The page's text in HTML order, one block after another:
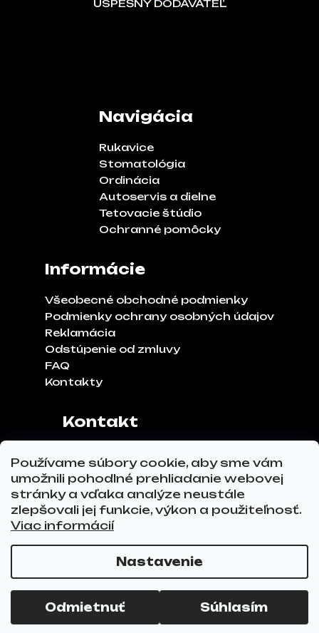
Používame súbory cookie, aby sme vám
umožnili pohodlné prehliadanie webovej
stránky a vďaka analýze neustále
zlepšovali jej funkcie, výkon a použiteľnosť.
Viac informácií
Nastavenie
Odmietnuť Súhlasím
ÚSPEŠNÝ DODAVATEĽ
Navigácia
Rukavice
Stomatológia
Ordinácia
Autoservis a dielne
Tetovacie štúdio
Ochranné pomôcky
Informácie
Všeobecné obchodné podmienky
Podmienky ochrany osobných údajov
Reklamácia
Odstúpenie od zmluvy
FAQ
Kontakty
Kontakt
Hviezdoslavov
Tel.č.:0911 271 302
Email:info@glovez.sk
Copyright 2026GLOVEZ.sk. Všetky práva
vyhradené.Upraviť nastavenie cookies